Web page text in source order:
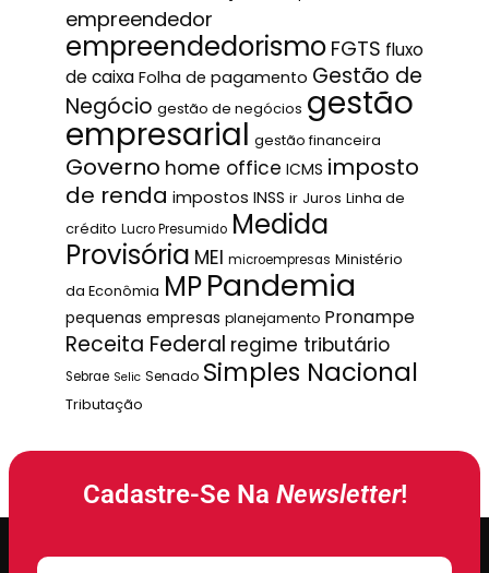
empreendedor
empreendedorismo FGTS fluxo
de caixa Folha de pagamento Gestão de
Negócio gestão de negócios gestão
empresarial gestão financeira
Governo home office ICMS imposto
de renda impostos INSS ir Juros Linha de
crédito Lucro Presumido Medida
Provisória MEI microempresas Ministério
da Econômia MPPandemia
pequenas empresas planejamento Pronampe
Receita Federal regime tributário
Sebrae Selic Senado Simples Nacional
Tributação
Cadastre-Se Na Newsletter!